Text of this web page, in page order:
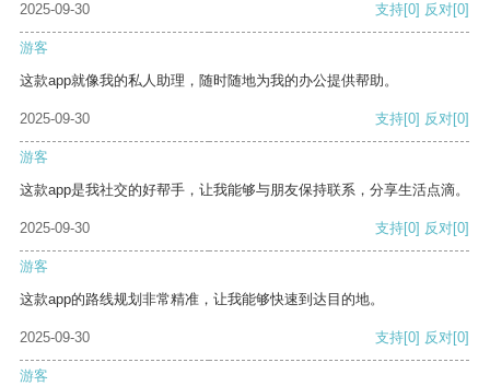
2025-09-30 支持[0] 反对[0]
游客
这款app就像我的私人助理，随时随地为我的办公提供帮助。
2025-09-30 支持[0] 反对[0]
游客
这款app是我社交的好帮手，让我能够与朋友保持联系，分享生活点滴。
2025-09-30 支持[0] 反对[0]
游客
这款app的路线规划非常精准，让我能够快速到达目的地。
2025-09-30 支持[0] 反对[0]
游客